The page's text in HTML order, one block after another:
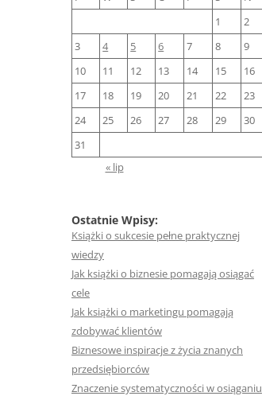
1
2
3
4 5 6 7 8
9
10
11 12 13 14 15
16
17
18 19 20 21 22
23
24
25 26 27 28 29
30
31
« lip
Ostatnie Wpisy:
Książki o sukcesie pełne praktycznej
wiedzy
Jak książki o biznesie pomagają osiągać
cele
Jak książki o marketingu pomagają
zdobywać klientów
Biznesowe inspiracje z życia znanych
przedsiębiorców
Znaczenie systematyczności w osiąganiu